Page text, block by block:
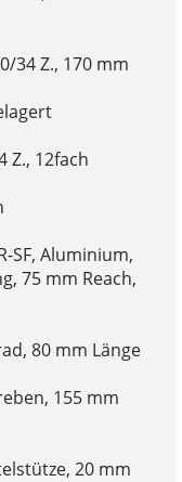
34 Z., 170 mm
Z., 12fach
SF, Aluminium,
75 mm Reach,
80 mm Länge
155 mm
20 mm